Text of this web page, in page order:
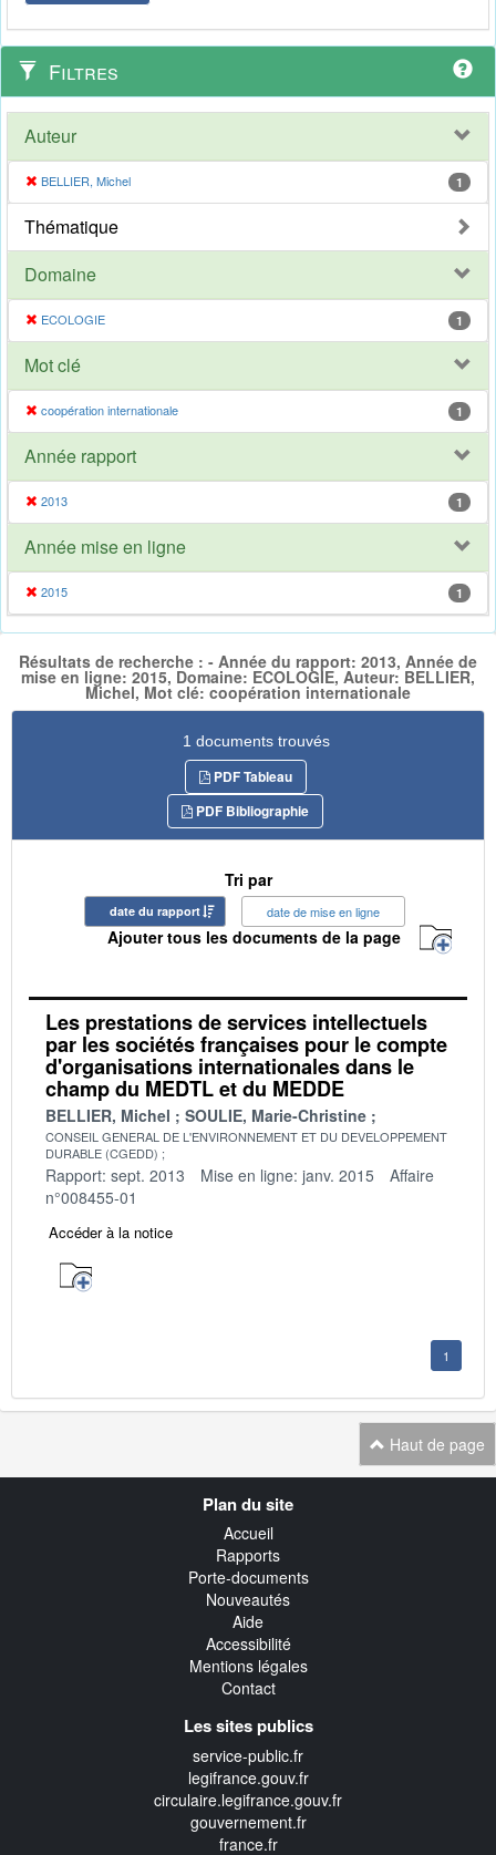
Filtres
Auteur
BELLIER, Michel 1
Thématique
Domaine
ECOLOGIE 1
Mot clé
coopération internationale 1
Année rapport
2013 1
Année mise en ligne
2015 1
Résultats de recherche : - Année du rapport: 2013, Année de
mise en ligne: 2015, Domaine: ECOLOGIE, Auteur: BELLIER,
Michel, Mot clé: coopération internationale
1 documents trouvés
PDF Tableau
PDF Bibliographie
Tri par
date du rapport date de mise en ligne
Ajouter tous les documents de la page
Les prestations de services intellectuels
par les sociétés françaises pour le compte
d'organisations internationales dans le
champ du MEDTL et du MEDDE
BELLIER, Michel SOULIE, Marie-Christine
CONSEIL GENERAL DE L'ENVIRONNEMENT ET DU DEVELOPPEMENT
DURABLE (CGEDD)
Rapport: sept. 2013 Mise en ligne: janv. 2015
Affaire
n°008455-01
Accéder à la notice
1
Haut de page
Plan du site
Accueil
Rapports
Porte-documents
Nouveautés
Aide
Accessibilité
Mentions légales
Contact
Les sites publics
service-public.fr
legifrance.gouv.fr
circulaire.legifrance.gouv.fr
gouvernement.fr
france.fr